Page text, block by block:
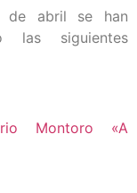
de abril se han
las siguientes
Montoro «A